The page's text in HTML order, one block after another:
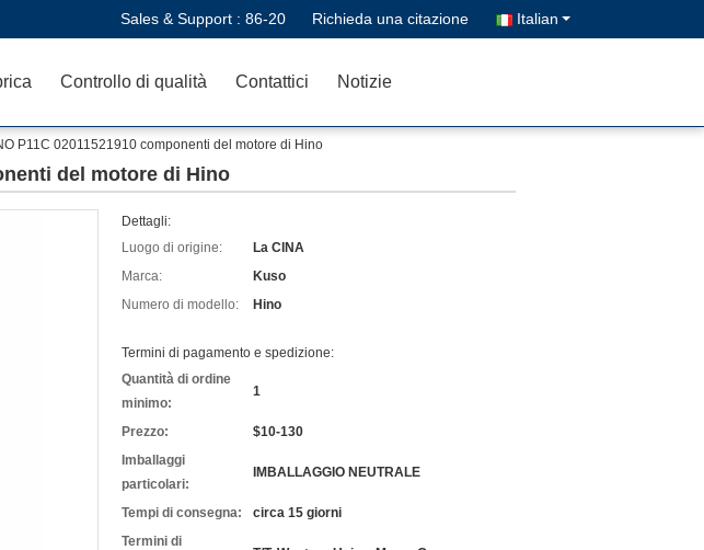
Sales & Support : 86-20 Richieda una citazione Italian
Controllo di qualità Contattici Notizie
P11C 02011521910 componenti del motore di Hino
del motore di Hino
Dettagli:
Luogo di origine:
La CINA
Marca:
Kuso
Numero di modello:
Hino
Termini di pagamento e spedizione:
Quantità di ordine
minimo:
1
Prezzo:
$10-130
Imballaggi
particolari:
IMBALLAGGIO NEUTRALE
Tempi di consegna:
circa 15 giorni
Termini di